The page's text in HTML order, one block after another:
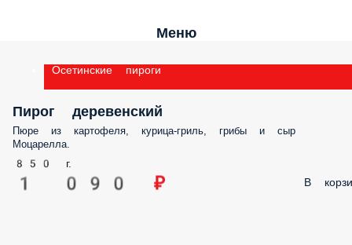
Меню
Осетинские пироги
Пирог деревенский
Пюре из картофеля, курица-гриль, грибы и сыр
Моцарелла.
850 г.
1 090 ₽ В